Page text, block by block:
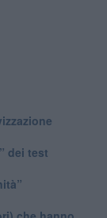
dei test